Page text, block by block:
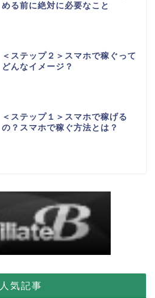
める前に絶対に必要なこと
＜ステップ２＞スマホで稼ぐって
どんなイメージ？
＜ステップ１＞スマホで稼げる
の？スマホで稼ぐ方法とは？
人気記事